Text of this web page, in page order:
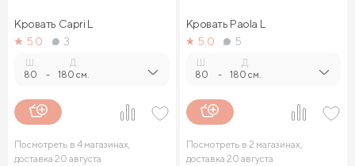
Кровать Capri L
5.0
3
80 -
Д.
180 см.
Посмотреть в 4 магазинах,
доставка 20 августа
Кровать Paola L
5.0
5
80 -
Д.
180 см.
Посмотреть в 2 магазинах,
доставка 20 августа